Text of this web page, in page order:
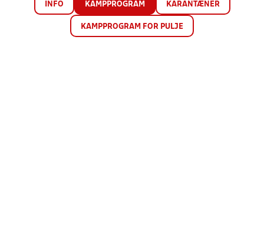
INFO KAMPPROGRAM KARANTÆNER
KAMPPROGRAM FOR PULJE